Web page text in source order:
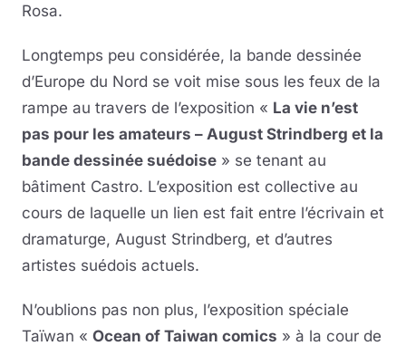
Rosa.
Longtemps peu considérée, la bande dessinée
d’Europe du Nord se voit mise sous les feux de la
rampe au travers de l’exposition « La vie n’est
pas pour les amateurs – August Strindberg et la
bande dessinée suédoise » se tenant au
bâtiment Castro. L’exposition est collective au
cours de laquelle un lien est fait entre l’écrivain et
dramaturge, August Strindberg, et d’autres
artistes suédois actuels.
N’oublions pas non plus, l’exposition spéciale
Taïwan « Ocean of Taiwan comics » à la cour de